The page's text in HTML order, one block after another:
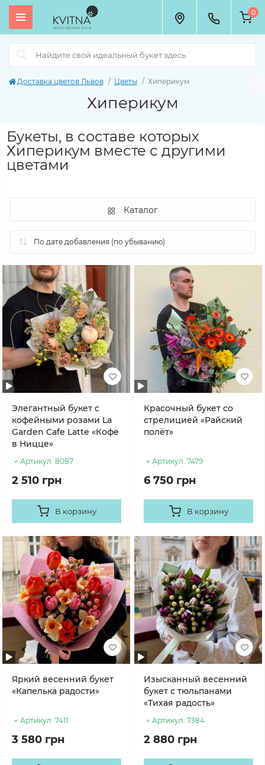
0
Доставка цветов Львов Цветы Хиперикум
Хиперикум
Букеты, в составе которых
Хиперикум вместе с другими
цветами
Каталог
Элегантный букет с
кофейными розами La
Garden Cafe Latte «Кофе
в Ницце»
Артикул: 8087
2 510 грн
В корзину
Красочный букет со
стрелицией «Райский
полёт»
Артикул: 7479
6 750 грн
В корзину
Яркий весенний букет
«Капелька радости»
Артикул: 7411
3 580 грн
Изысканный весенний
букет с тюльпанами
«Тихая радость»
Артикул: 7384
2 880 грн